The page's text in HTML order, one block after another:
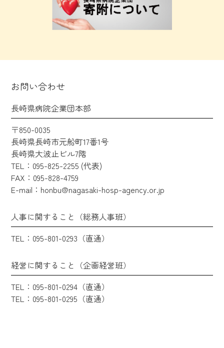
お問い合わせ
長崎県病院企業団本部
〒850-0035
長崎県長崎市元船町17番1号
長崎県大波止ビル7階
TEL：095-825-2255 (代表)
FAX：095-828-4759
E-mail：honbu@nagasaki-hosp-agency.or.jp
人事に関すること（総務人事班）
TEL：095-801-0293（直通）
経営に関すること（企画経営班）
TEL：095-801-0294（直通）
TEL：095-801-0295（直通）